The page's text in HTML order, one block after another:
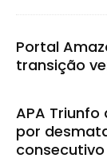
Portal
transição
APA
por